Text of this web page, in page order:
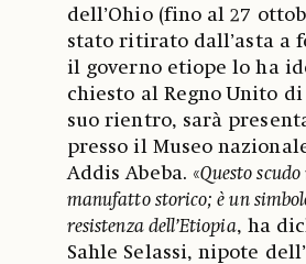
dell’Ohio (fino al 27
stato ritirato dall’asta a
il governo etiope lo ha
chiesto al Regno Unito
suo rientro, sarà
presso il Museo
Addis Abeba. «Questo
manufatto storico; è un
resistenza dell’Etiopia, ha
Sahle Selassi, nipote